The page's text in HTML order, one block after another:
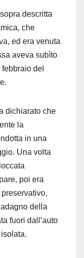
descritta
che
ed era venuta
aveva subìto
del
dichiarato che
la
in una
Una volta
poi era
della
fuori dall’auto